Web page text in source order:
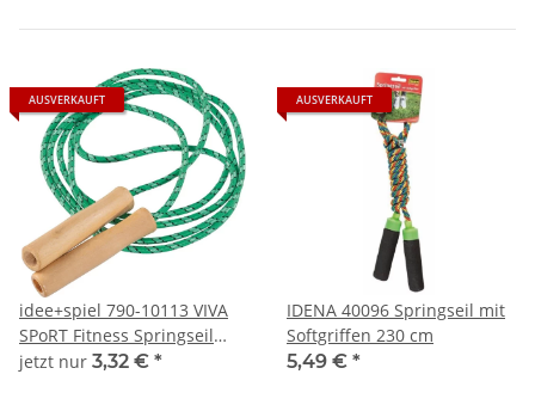
AUSVERKAUFT
idee+spiel 790-10113 VIVA
SPoRT Fitness Springseil
LeLE
jetzt nur 3,32 € *
AUSVERKAUFT
IDENA 40096 Springseil mit
Softgriffen 230 cm
5,49 € *